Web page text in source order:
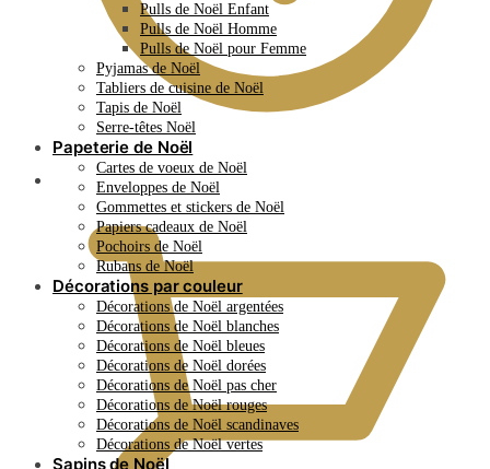
0.00 €
Pulls de Noël Enfant
Pulls de Noël Homme
Pulls de Noël pour Femme
Pyjamas de Noël
Tabliers de cuisine de Noël
Tapis de Noël
Serre-têtes Noël
Papeterie de Noël
Cartes de voeux de Noël
Enveloppes de Noël
Gommettes et stickers de Noël
Papiers cadeaux de Noël
Pochoirs de Noël
Rubans de Noël
Décorations par couleur
Décorations de Noël argentées
Décorations de Noël blanches
Décorations de Noël bleues
Décorations de Noël dorées
Décorations de Noël pas cher
Décorations de Noël rouges
Décorations de Noël scandinaves
Décorations de Noël vertes
Sapins de Noël